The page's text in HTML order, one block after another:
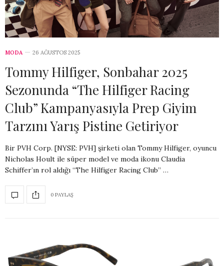
MODA 26 AĞUSTOS 2025
Tommy Hilfiger, Sonbahar 2025
Sezonunda “The Hilfiger Racing
Club” Kampanyasıyla Prep Giyim
Tarzını Yarış Pistine Getiriyor
Bir PVH Corp. [NYSE: PVH] şirketi olan Tommy Hilfiger, oyuncu
Nicholas Hoult ile süper model ve moda ikonu Claudia
Schiffer’ın rol aldığı “The Hilfiger Racing Club” …
0 PAYLAŞ